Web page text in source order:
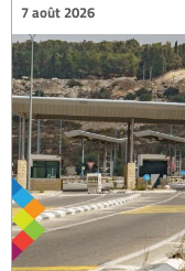
7 août 2026